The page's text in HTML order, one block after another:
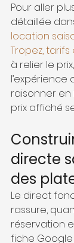
Pour aller
détaillée
location
Tropez,
à relier le
l’expérience
raisonner
prix affiché
directe
des
Le direct
rassure,
réservation
fiche